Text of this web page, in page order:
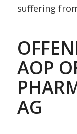
suffering
AOP
AG